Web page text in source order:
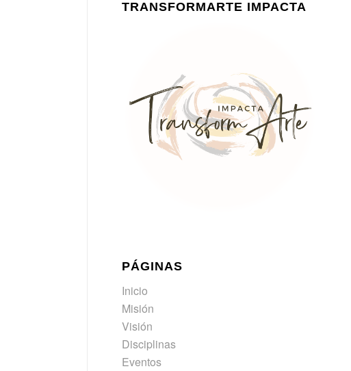
TRANSFORMARTE IMPACTA
PÁGINAS
Inicio
Misión
Visión
Disciplinas
Eventos